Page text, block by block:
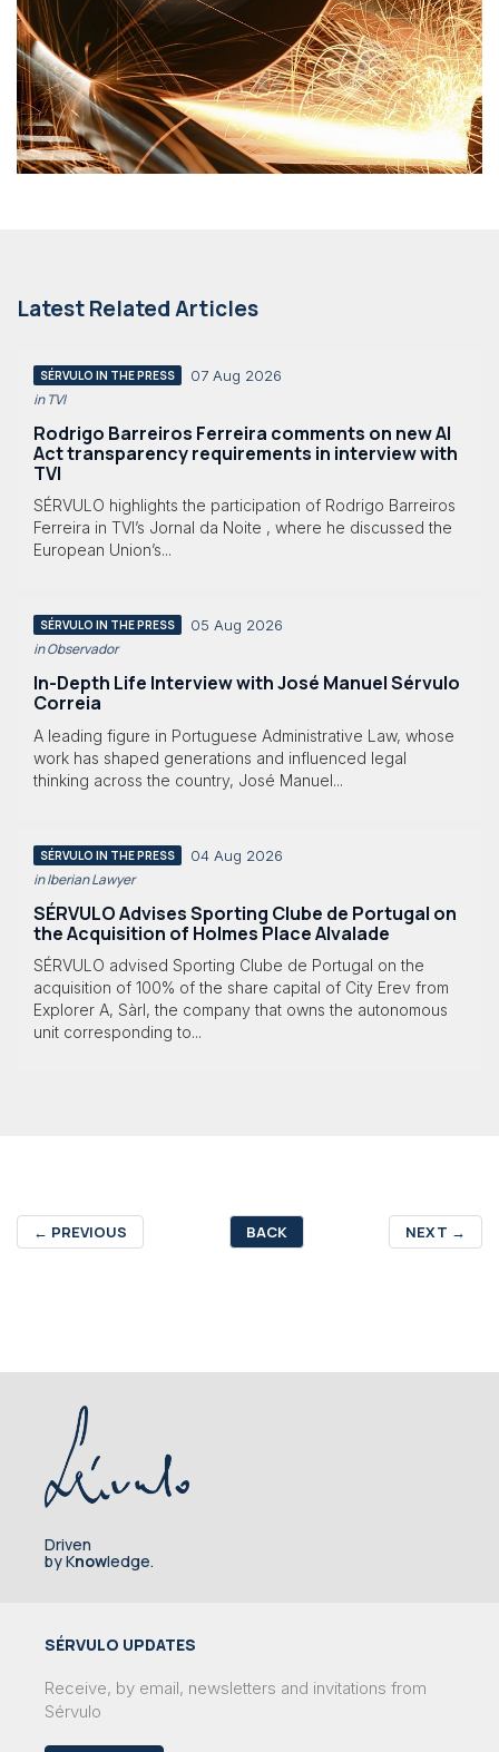
Latest Related Articles
SÉRVULO IN THE PRESS 07 Aug 2026
in TVI
Rodrigo Barreiros Ferreira comments on new AI
Act transparency requirements in interview with
TVI
SÉRVULO highlights the participation of Rodrigo Barreiros
Ferreira in TVI’s Jornal da Noite , where he discussed the
European Union’s...
SÉRVULO IN THE PRESS 05 Aug 2026
in Observador
In-Depth Life Interview with José Manuel Sérvulo
Correia
A leading figure in Portuguese Administrative Law, whose
work has shaped generations and influenced legal
thinking across the country, José Manuel...
SÉRVULO IN THE PRESS 04 Aug 2026
in Iberian Lawyer
SÉRVULO Advises Sporting Clube de Portugal on
the Acquisition of Holmes Place Alvalade
SÉRVULO advised Sporting Clube de Portugal on the
acquisition of 100% of the share capital of City Erev from
Explorer A, Sàrl, the company that owns the autonomous
unit corresponding to...
← PREVIOUS BACK NEXT →
Driven
by Knowledge.
SÉRVULO UPDATES
Receive, by email, newsletters and invitations from
Sérvulo